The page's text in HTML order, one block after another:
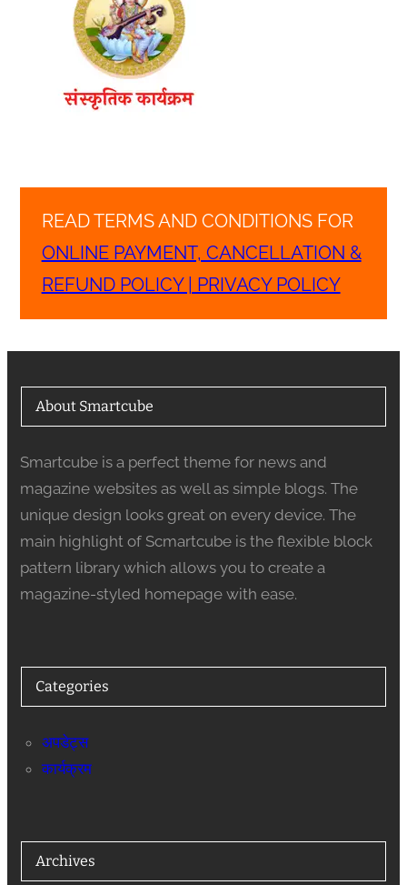
READ TERMS AND CONDITIONS FOR
ONLINE PAYMENT, CANCELLATION &
REFUND POLICY | PRIVACY POLICY
About Smartcube
Smartcube is a perfect theme for news and
magazine websites as well as simple blogs. The
unique design looks great on every device. The
main highlight of Scmartcube is the flexible block
pattern library which allows you to create a
magazine-styled homepage with ease.
Categories
अपडेट्स
कार्यक्रम
Archives